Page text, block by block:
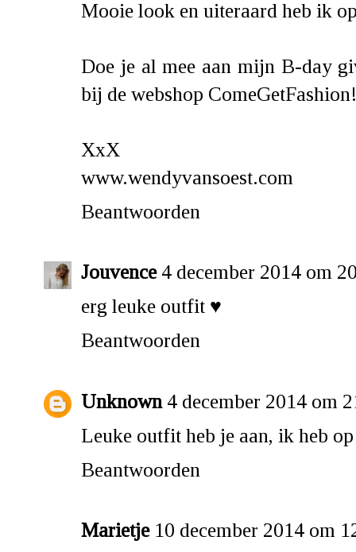
Mooie look en uiteraard heb ik
Doe je al mee aan mijn B-day
bij de webshop
XxX
www.wendyvansoest.com
Beantwoorden
Jouvence 4 december 2014 om
erg leuke outfit ♥
Beantwoorden
Unknown 4 december 2014 om
Leuke outfit heb je aan, ik heb
Beantwoorden
Marietje 10 december 2014 om